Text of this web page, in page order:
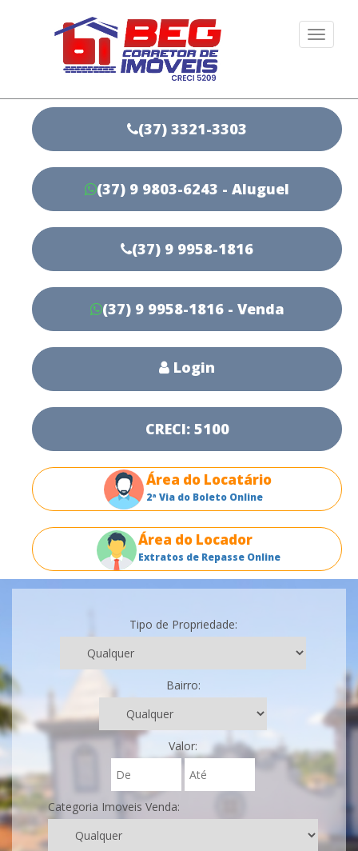
(37) 3321-3303
(37) 9 9803-6243 - Aluguel
(37) 9 9958-1816
(37) 9 9958-1816 - Venda
Login
CRECI: 5100
Área do Locatário
2ª Via do Boleto Online
Área do Locador
Extratos de Repasse Online
Tipo de Propriedade:
Bairro:
Valor:
Categoria Imoveis Venda: